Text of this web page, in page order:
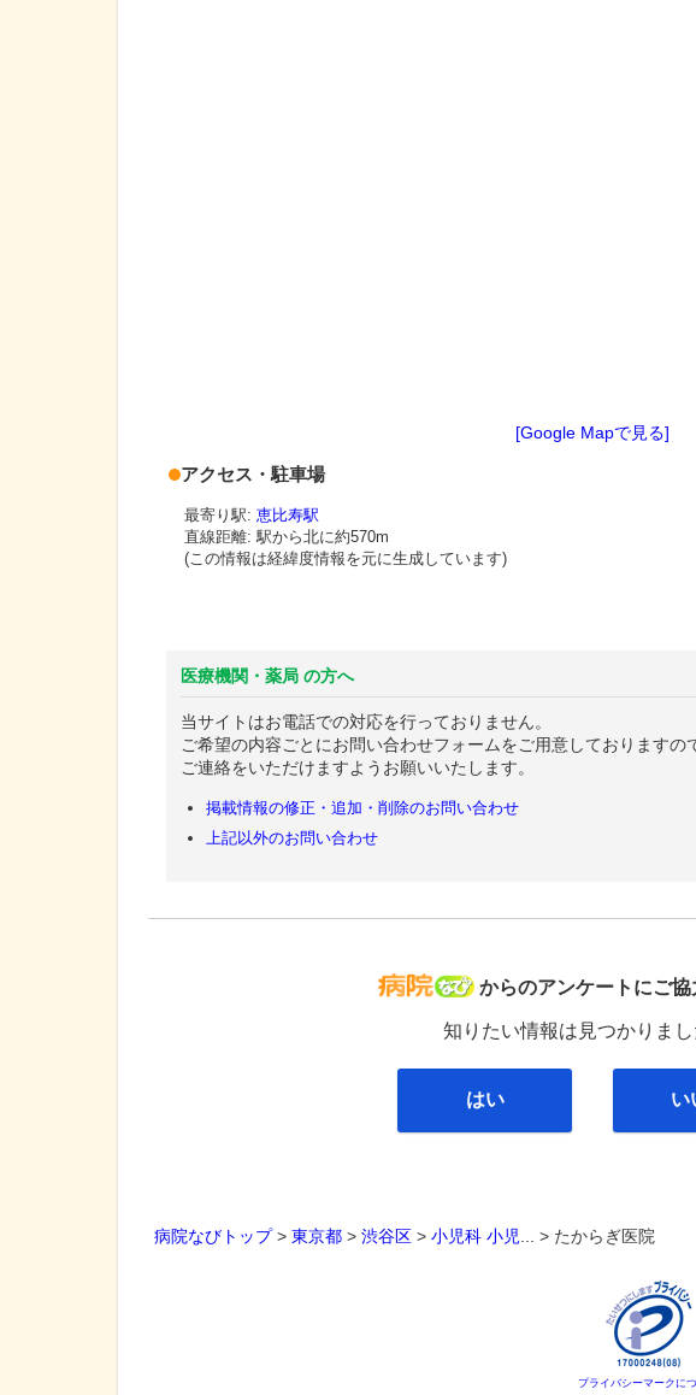
[Google Mapで見る]
アクセス・駐車場
最寄り駅: 恵比寿駅
直線距離: 駅から北に約570m
(この情報は経緯度情報を元に生成しています)
医療機関・薬局 の方へ
当サイトはお電話での対応を行っておりません。
ご希望の内容ごとにお問い合わせフォームをご用意しておりますの
ご連絡をいただけますようお願いいたします。
掲載情報の修正・追加・削除のお問い合わせ
上記以外のお問い合わせ
病院なび
からのアンケートにご協
知りたい情報は見つかりま
はい い
病院なびトップ> 東京都 > 渋谷区 > 小児科 小児... > たからぎ医院
プライバシーマークに